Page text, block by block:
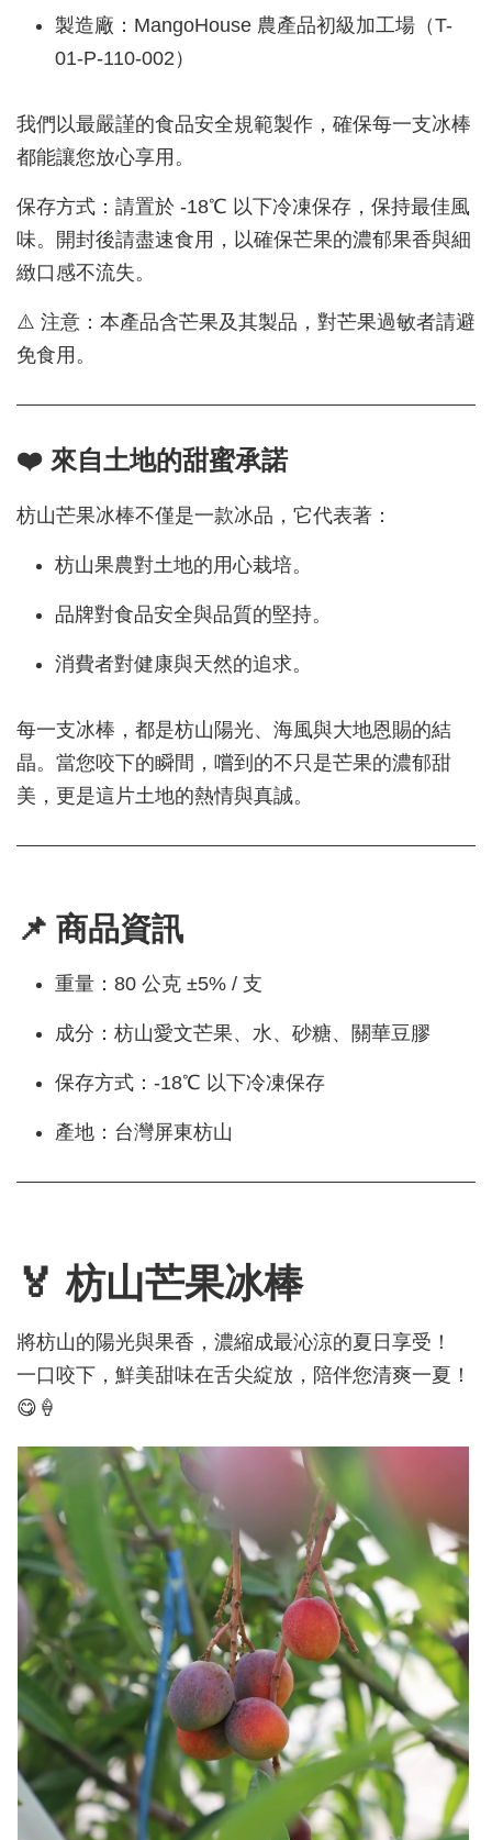
製造廠：MangoHouse 農產品初級加工場（T-
01-P-110-002）
我們以最嚴謹的食品安全規範製作，確保每一支冰棒
都能讓您放心享用。
保存方式：請置於 -18℃ 以下冷凍保存，保持最佳風
味。開封後請盡速食用，以確保芒果的濃郁果香與細
緻口感不流失。
⚠️ 注意：本產品含芒果及其製品，對芒果過敏者請避
免食用。
❤️ 來自土地的甜蜜承諾
枋山芒果冰棒不僅是一款冰品，它代表著：
枋山果農對土地的用心栽培。
品牌對食品安全與品質的堅持。
消費者對健康與天然的追求。
每一支冰棒，都是枋山陽光、海風與大地恩賜的結
晶。當您咬下的瞬間，嚐到的不只是芒果的濃郁甜
美，更是這片土地的熱情與真誠。
📌 商品資訊
重量：80 公克 ±5% / 支
成分：枋山愛文芒果、水、砂糖、關華豆膠
保存方式：-18℃ 以下冷凍保存
產地：台灣屏東枋山
🏅 枋山芒果冰棒
將枋山的陽光與果香，濃縮成最沁涼的夏日享受！
一口咬下，鮮美甜味在舌尖綻放，陪伴您清爽一夏！
😋🍦